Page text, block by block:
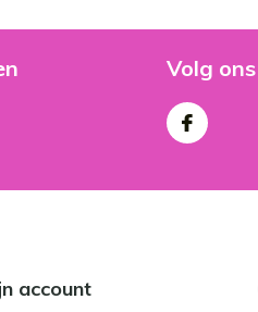
Volg ons
account